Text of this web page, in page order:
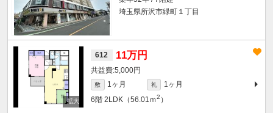
埼玉県所沢市緑町１丁目
612 11万円
5,000円
敷 1ヶ月 礼
1ヶ月
6階 2LDK（56.01ｍ2 ）